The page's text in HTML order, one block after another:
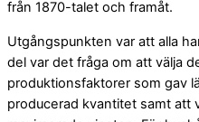
från 1870-talet och framåt.
Utgångspunkten var att alla
del var det fråga om att välja
produktionsfaktorer som gav
producerad kvantitet samt att